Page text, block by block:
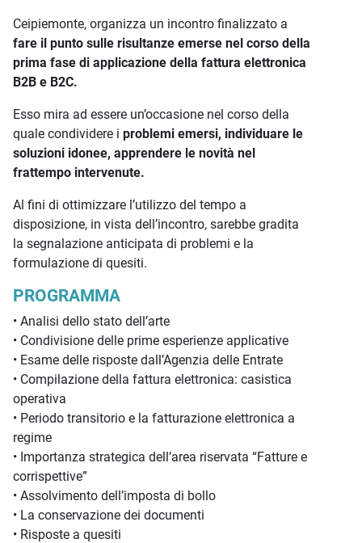
Ceipiemonte, organizza un incontro finalizzato a
fare il punto sulle risultanze emerse nel corso della
prima fase di applicazione della fattura elettronica
B2B e B2C.
Esso mira ad essere un’occasione nel corso della
quale condividere i problemi emersi, individuare le
soluzioni idonee, apprendere le novità nel
frattempo intervenute.
Al fini di ottimizzare l’utilizzo del tempo a
disposizione, in vista dell’incontro, sarebbe gradita
la segnalazione anticipata di problemi e la
formulazione di quesiti.
PROGRAMMA
• Analisi dello stato dell’arte
• Condivisione delle prime esperienze applicative
• Esame delle risposte dall’Agenzia delle Entrate
• Compilazione della fattura elettronica: casistica
operativa
• Periodo transitorio e la fatturazione elettronica a
regime
• Importanza strategica dell’area riservata “Fatture e
corrispettive”
• Assolvimento dell’imposta di bollo
• La conservazione dei documenti
• Risposte a quesiti